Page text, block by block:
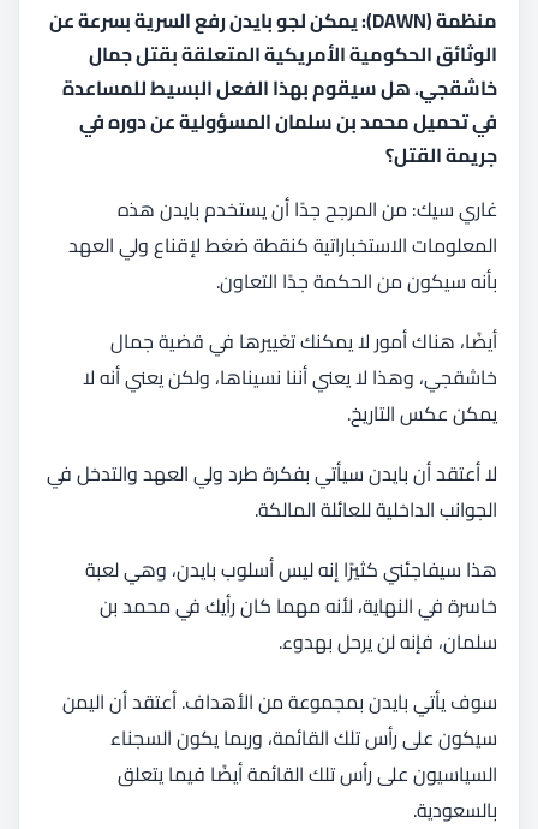
منظمة (DAWN): يمكن لجو بايدن رفع السرية بسرعة عن
الوثائق الحكومية الأمريكية المتعلقة بقتل جمال
خاشقجي. هل سيقوم بهذا الفعل البسيط للمساعدة
في تحميل محمد بن سلمان المسؤولية عن دوره في
جريمة القتل؟
غاري سيك: من المرجح جدًا أن يستخدم بايدن هذه
المعلومات الاستخباراتية كنقطة ضغط لإقناع ولي العهد
بأنه سيكون من الحكمة جدًا التعاون.
أيضًا، هناك أمور لا يمكنك تغييرها في قضية جمال
خاشقجي، وهذا لا يعني أننا نسيناها، ولكن يعني أنه لا
يمكن عكس التاريخ.
لا أعتقد أن بايدن سيأتي بفكرة طرد ولي العهد والتدخل في
الجوانب الداخلية للعائلة المالكة.
هذا سيفاجئني كثيرًا إنه ليس أسلوب بايدن، وهي لعبة
خاسرة في النهاية، لأنه مهما كان رأيك في محمد بن
سلمان، فإنه لن يرحل بهدوء.
سوف يأتي بايدن بمجموعة من الأهداف. أعتقد أن اليمن
سيكون على رأس تلك القائمة، وربما يكون السجناء
السياسيون على رأس تلك القائمة أيضًا فيما يتعلق
بالسعودية.